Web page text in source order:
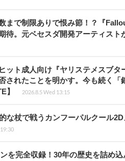
まで制限ありで恨み節！？『
待。元ベセスダ開発アーティスト
ット成人向け『ヤリステメスブ
されたことを明かす。今も続く「
】
2026.8.5 Wed 13:15
な杖で戦うカンフーパルクール
を完全収録！30年の歴史を詰め